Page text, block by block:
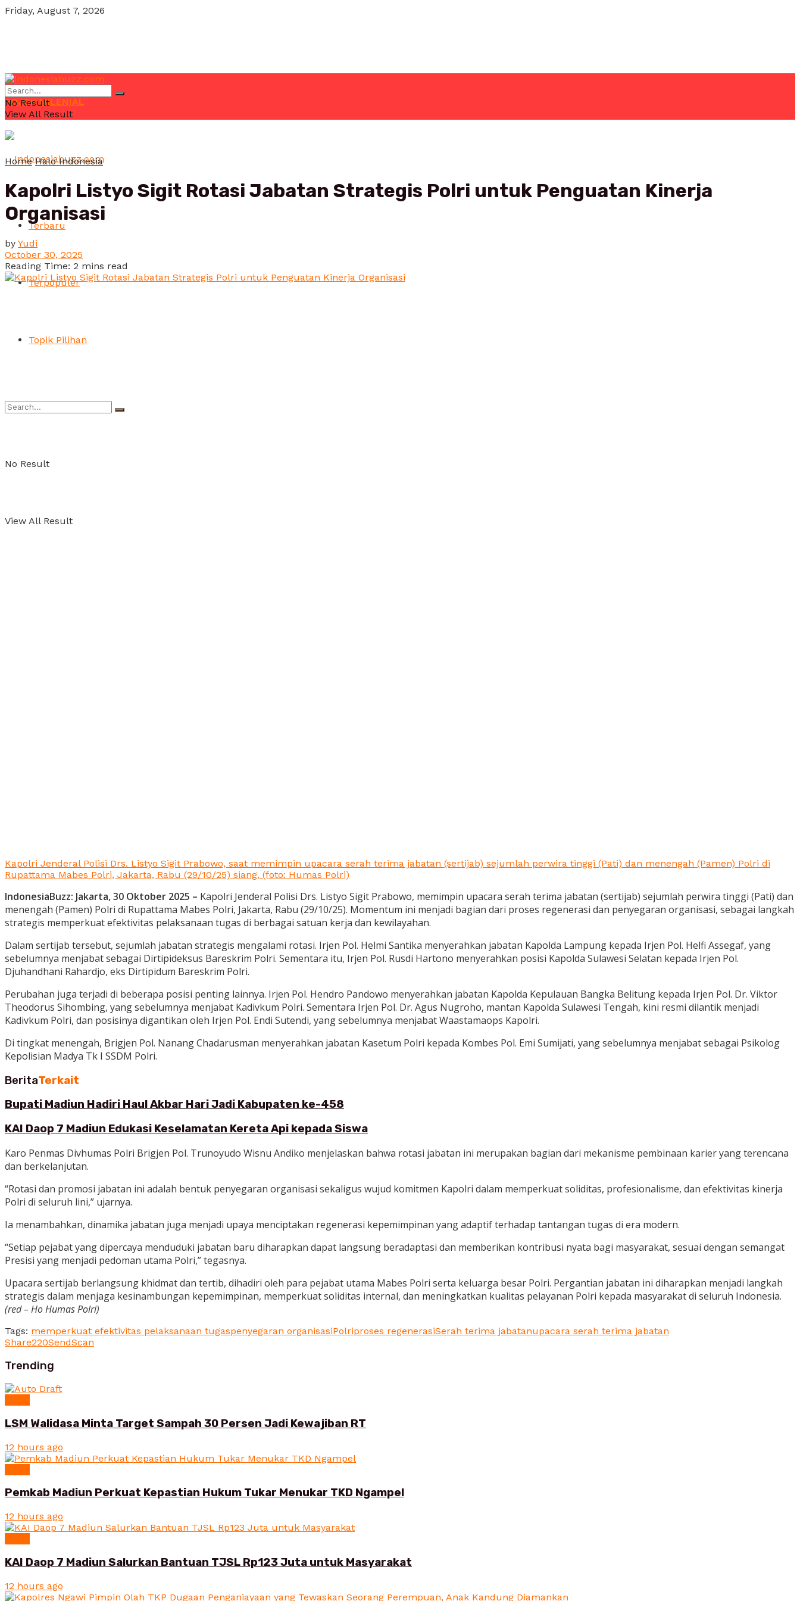
Friday, August 7, 2026
POJOK MILENIAL
Terbaru
Terpopuler
Topik Pilihan
No Result
View All Result
No Result
View All Result
Home Halo Indonesia
Kapolri Listyo Sigit Rotasi Jabatan Strategis Polri untuk Penguatan Kinerja
Organisasi
by Yudi
October 30, 2025
Reading Time: 2 mins read
Kapolri Jenderal Polisi Drs. Listyo Sigit Prabowo, saat memimpin upacara serah terima jabatan (sertijab) sejumlah perwira tinggi (Pati) dan menengah (Pamen) Polri di
Rupattama Mabes Polri, Jakarta, Rabu (29/10/25) siang. (foto: Humas Polri)
IndonesiaBuzz: Jakarta, 30 Oktober 2025 – Kapolri Jenderal Polisi Drs. Listyo Sigit Prabowo, memimpin upacara serah terima jabatan (sertijab) sejumlah perwira tinggi (Pati) dan
menengah (Pamen) Polri di Rupattama Mabes Polri, Jakarta, Rabu (29/10/25). Momentum ini menjadi bagian dari proses regenerasi dan penyegaran organisasi, sebagai langkah
strategis memperkuat efektivitas pelaksanaan tugas di berbagai satuan kerja dan kewilayahan.
Dalam sertijab tersebut, sejumlah jabatan strategis mengalami rotasi. Irjen Pol. Helmi Santika menyerahkan jabatan Kapolda Lampung kepada Irjen Pol. Helfi Assegaf, yang
sebelumnya menjabat sebagai Dirtipideksus Bareskrim Polri. Sementara itu, Irjen Pol. Rusdi Hartono menyerahkan posisi Kapolda Sulawesi Selatan kepada Irjen Pol.
Djuhandhani Rahardjo, eks Dirtipidum Bareskrim Polri.
Perubahan juga terjadi di beberapa posisi penting lainnya. Irjen Pol. Hendro Pandowo menyerahkan jabatan Kapolda Kepulauan Bangka Belitung kepada Irjen Pol. Dr. Viktor
Theodorus Sihombing, yang sebelumnya menjabat Kadivkum Polri. Sementara Irjen Pol. Dr. Agus Nugroho, mantan Kapolda Sulawesi Tengah, kini resmi dilantik menjadi
Kadivkum Polri, dan posisinya digantikan oleh Irjen Pol. Endi Sutendi, yang sebelumnya menjabat Waastamaops Kapolri.
Di tingkat menengah, Brigjen Pol. Nanang Chadarusman menyerahkan jabatan Kasetum Polri kepada Kombes Pol. Emi Sumijati, yang sebelumnya menjabat sebagai Psikolog
Kepolisian Madya Tk I SSDM Polri.
BeritaTerkait
Bupati Madiun Hadiri Haul Akbar Hari Jadi Kabupaten ke-458
KAI Daop 7 Madiun Edukasi Keselamatan Kereta Api kepada Siswa
Karo Penmas Divhumas Polri Brigjen Pol. Trunoyudo Wisnu Andiko menjelaskan bahwa rotasi jabatan ini merupakan bagian dari mekanisme pembinaan karier yang terencana
dan berkelanjutan.
“Rotasi dan promosi jabatan ini adalah bentuk penyegaran organisasi sekaligus wujud komitmen Kapolri dalam memperkuat soliditas, profesionalisme, dan efektivitas kinerja
Polri di seluruh lini,” ujarnya.
Ia menambahkan, dinamika jabatan juga menjadi upaya menciptakan regenerasi kepemimpinan yang adaptif terhadap tantangan tugas di era modern.
“Setiap pejabat yang dipercaya menduduki jabatan baru diharapkan dapat langsung beradaptasi dan memberikan kontribusi nyata bagi masyarakat, sesuai dengan semangat
Presisi yang menjadi pedoman utama Polri,” tegasnya.
Upacara sertijab berlangsung khidmat dan tertib, dihadiri oleh para pejabat utama Mabes Polri serta keluarga besar Polri. Pergantian jabatan ini diharapkan menjadi langkah
strategis dalam menjaga kesinambungan kepemimpinan, memperkuat soliditas internal, dan meningkatkan kualitas pelayanan Polri kepada masyarakat di seluruh Indonesia.
(red – Ho Humas Polri)
Tags: memperkuat efektivitas pelaksanaan tugaspenyegaran organisasiPolriproses regenerasiSerah terima jabatanupacara serah terima jabatan
Share220SendScan
Trending
LSM Walidasa Minta Target Sampah 30 Persen Jadi Kewajiban RT
12 hours ago
Pemkab Madiun Perkuat Kepastian Hukum Tukar Menukar TKD Ngampel
12 hours ago
KAI Daop 7 Madiun Salurkan Bantuan TJSL Rp123 Juta untuk Masyarakat
12 hours ago